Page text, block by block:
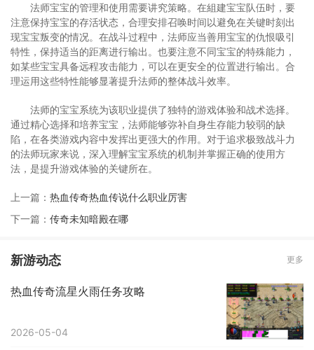
法师宝宝的管理和使用需要讲究策略。在組建宝宝队伍时，要
注意保持宝宝的存活状态，合理安排召唤时间以避免在关键时刻出
现宝宝叛变的情况。在战斗过程中，法师应当善用宝宝的仇恨吸引
特性，保持适当的距离进行输出。也要注意不同宝宝的特殊能力，
如某些宝宝具备远程攻击能力，可以在更安全的位置进行输出。合
理运用这些特性能够显著提升法师的整体战斗效率。
法师的宝宝系统为该职业提供了独特的游戏体验和战术选择。
通过精心选择和培养宝宝，法师能够弥补自身生存能力较弱的缺
陷，在各类游戏内容中发挥出更强大的作用。对于追求极致战斗力
的法师玩家来说，深入理解宝宝系统的机制并掌握正确的使用方
法，是提升游戏体验的关键所在。
上一篇： 热血传奇热血传说什么职业厉害
下一篇： 传奇未知暗殿在哪
新游动态 更多
热血传奇流星火雨任务攻略
2026-05-04